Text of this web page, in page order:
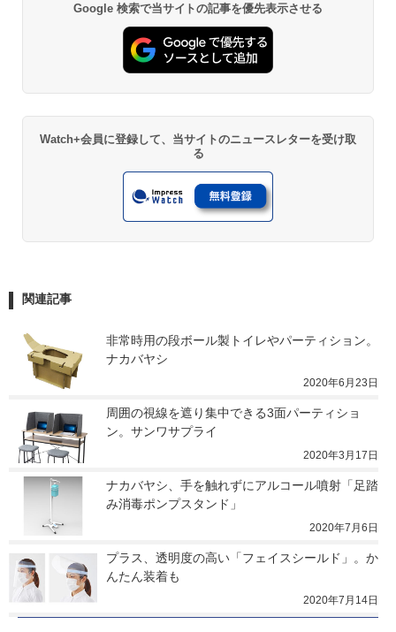
Google 検索で当サイトの記事を優先表示させる
Watch+会員に登録して、当サイトのニュースレターを受け取
る
関連記事
非常時用の段ボール製トイレやパーティション。
ナカバヤシ
2020年6月23日
周囲の視線を遮り集中できる3面パーティショ
ン。サンワサプライ
2020年3月17日
ナカバヤシ、手を触れずにアルコール噴射「足踏
み消毒ポンプスタンド」
2020年7月6日
プラス、透明度の高い「フェイスシールド」。か
んたん装着も
2020年7月14日